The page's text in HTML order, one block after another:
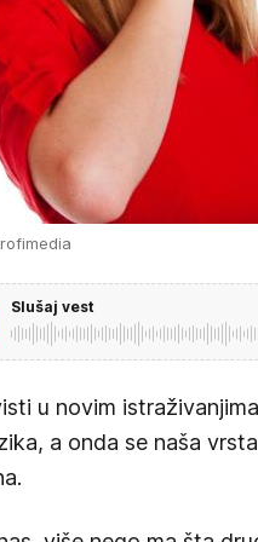
Slušaj vest
u novim
a onda se naša